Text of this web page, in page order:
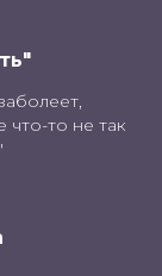
что-то не так